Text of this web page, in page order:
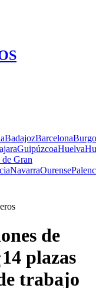
BadajozBarcelona
GuipúzcoaHuelva
de Gran
NavarraOurense
de
14 plazas
trabajo